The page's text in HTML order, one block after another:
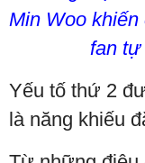
Min Woo
fan tự
Yếu tố thứ 2
là năng khiếu